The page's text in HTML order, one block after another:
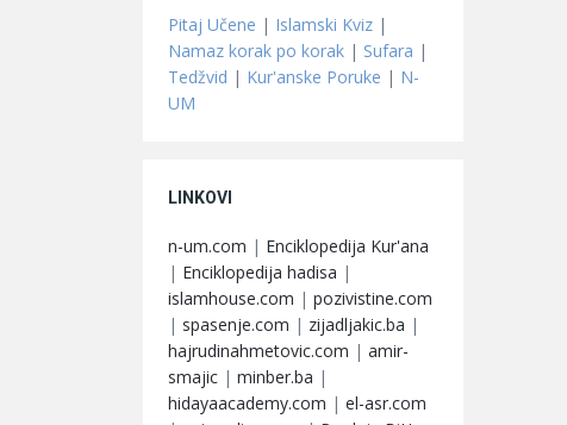
Pitaj Učene | Islamski Kviz |
Namaz korak po korak | Sufara |
Tedžvid | Kur'anske Poruke | N-
UM
LINKOVI
n-um.com | Enciklopedija Kur'ana
| Enciklopedija hadisa |
islamhouse.com | pozivistine.com
| spasenje.com | zijadljakic.ba |
hajrudinahmetovic.com | amir-
smajic | minber.ba |
hidayaacademy.com | el-asr.com